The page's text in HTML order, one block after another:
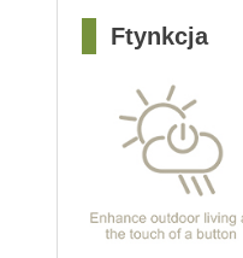
Ftynkcja